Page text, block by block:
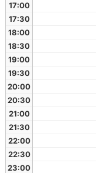
17:00
17:30
18:00
18:30
19:00
19:30
20:00
20:30
21:00
21:30
22:00
22:30
23:00